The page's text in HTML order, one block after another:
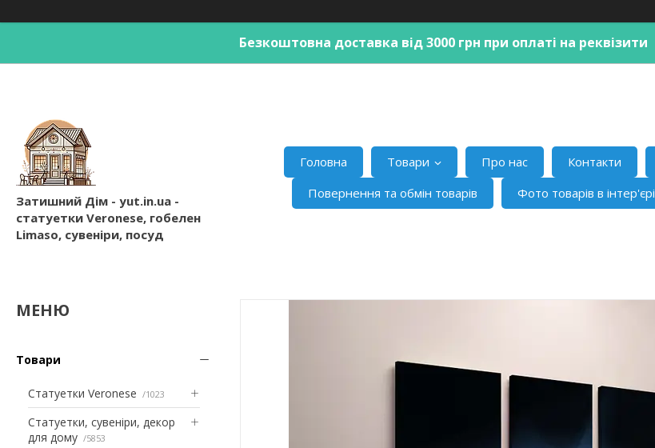
Безкоштовна доставка від 3000 грн при оплаті на реквізити
Затишний Дім - yut.in.ua -
статуетки Veronese, гобелен
Limaso, сувеніри, посуд
Головна Товари Про нас Контакти
Повернення та обмін товарів
Фото товарів в інтер'єрі
Товари
Статуетки Veronese 1023
Статуетки, сувеніри, декор
для дому
5853